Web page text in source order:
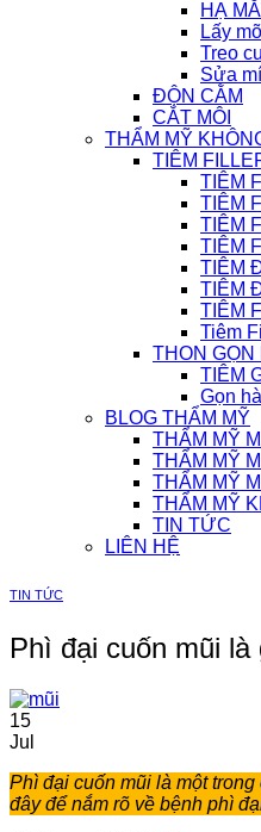
HẠ
Lấy
Treo
Sửa
ĐỘN CẰM
CẮT MÔI
THẨM MỸ
TIÊM
TIÊM
TIÊM
TIÊM
TIÊM
TIÊM
TIÊM
TIÊM
Tiêm
THON GỌN
TIÊM
Gọn
BLOG THẨM MỸ
THẨM MỸ
THẨM MỸ
THẨM MỸ
THẨM MỸ
TIN TỨC
LIÊN HỆ
TIN TỨC
Phì đại cuốn mũi
15
Jul
Phì đại cuốn mũi là một
đây để nắm rõ về bệnh phì